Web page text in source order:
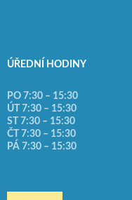
ÚŘEDNÍ HODINY
PO 7:30 – 15:30
ÚT 7:30 – 15:30
ST 7:30 – 15:30
ČT 7:30 – 15:30
PÁ 7:30 – 15:30